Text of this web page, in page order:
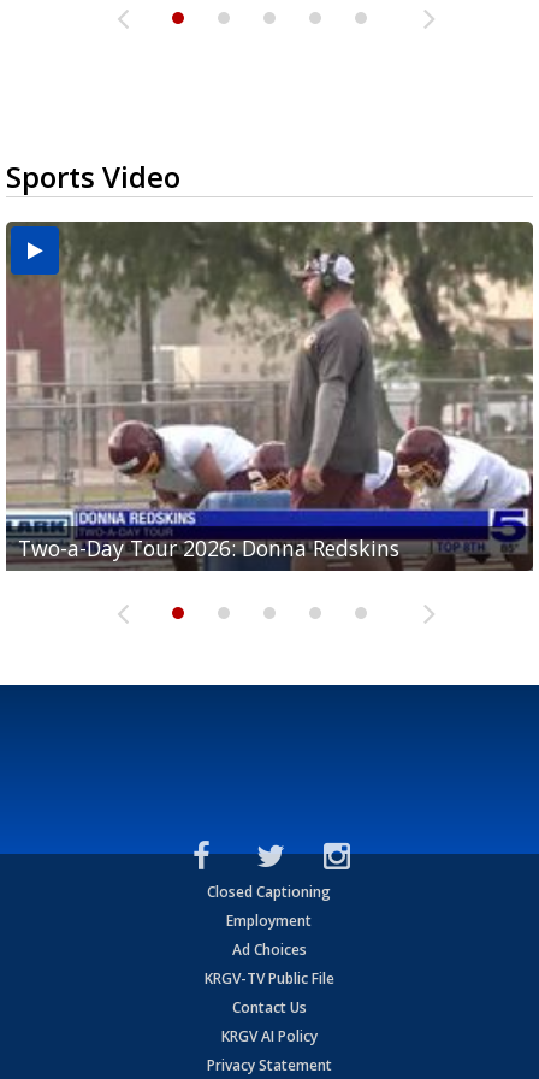
Sports Video
Two-a-Day Tour 2026: Donna Redskins
Two-a-Day Tour 2026: Brownsville Pace Vikings
Two-a-Day Tour 2026: La Joya Coyotes
Two-a-Day Tour 2026: Rio Hondo Bobcats
Two-a-Day Tour 2026: Brownsville St. Joseph
Bloodhounds
Closed Captioning
Employment
Ad Choices
KRGV-TV Public File
Contact Us
KRGV AI Policy
Privacy Statement